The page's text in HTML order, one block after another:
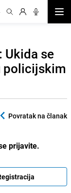
Ukida se
policijskim
Povratak na članak
prijavite.